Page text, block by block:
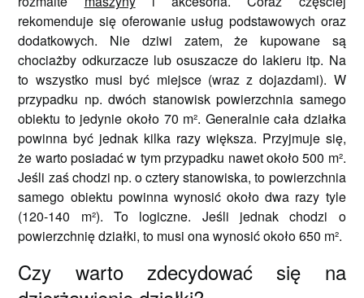
rekomenduje się oferowanie usług podstawowych oraz
dodatkowych. Nie dziwi zatem, że kupowane są
chociażby odkurzacze lub osuszacze do lakieru itp. Na
to wszystko musi być miejsce (wraz z dojazdami). W
przypadku np. dwóch stanowisk powierzchnia samego
obiektu to jedynie około 70 m². Generalnie cała działka
powinna być jednak kilka razy większa. Przyjmuje się,
że warto posiadać w tym przypadku nawet około 500 m².
Jeśli zaś chodzi np. o cztery stanowiska, to powierzchnia
samego obiektu powinna wynosić około dwa razy tyle
(120-140 m²). To logiczne. Jeśli jednak chodzi o
powierzchnię działki, to musi ona wynosić około 650 m².
Czy warto zdecydować się na